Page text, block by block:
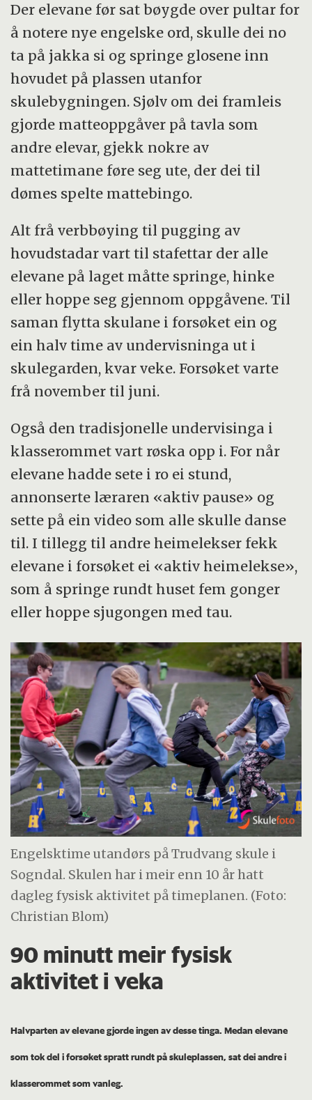
Der elevane før sat bøygde over pultar for
å notere nye engelske ord, skulle dei no
ta på jakka si og springe glosene inn
hovudet på plassen utanfor
skulebygningen. Sjølv om dei framleis
gjorde matteoppgåver på tavla som
andre elevar, gjekk nokre av
mattetimane føre seg ute, der dei til
dømes spelte mattebingo.
Alt frå verbbøying til pugging av
hovudstadar vart til stafettar der alle
elevane på laget måtte springe, hinke
eller hoppe seg gjennom oppgåvene. Til
saman flytta skulane i forsøket ein og
ein halv time av undervisninga ut i
skulegarden, kvar veke. Forsøket varte
frå november til juni.
Også den tradisjonelle undervisinga i
klasserommet vart røska opp i. For når
elevane hadde sete i ro ei stund,
annonserte læraren «aktiv pause» og
sette på ein video som alle skulle danse
til. I tillegg til andre heimelekser fekk
elevane i forsøket ei «aktiv heimelekse»,
som å springe rundt huset fem gonger
eller hoppe sjugongen med tau.
Engelsktime utandørs på Trudvang skule i
Sogndal. Skulen har i meir enn 10 år hatt
dagleg fysisk aktivitet på timeplanen. (Foto:
Christian Blom)
90 minutt meir fysisk
aktivitet i veka
Halvparten av elevane gjorde ingen av desse tinga. Medan elevane
som tok del i forsøket spratt rundt på skuleplassen, sat dei andre i
klasserommet som vanleg.